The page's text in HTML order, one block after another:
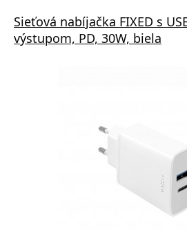
Sieťová nabíjačka FIXED s
výstupom, PD, 30W, biela